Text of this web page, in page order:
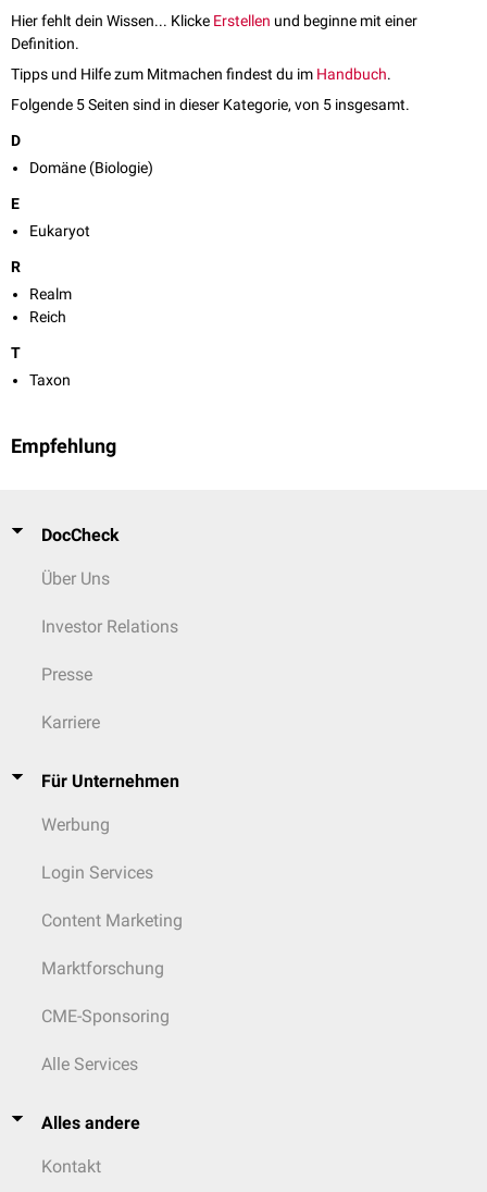
Hier fehlt dein Wissen... Klicke Erstellen und beginne mit einer
Definition.
Tipps und Hilfe zum Mitmachen findest du im Handbuch.
Folgende 5 Seiten sind in dieser Kategorie, von 5 insgesamt.
D
Domäne (Biologie)
E
Eukaryot
R
Realm
Reich
T
Taxon
Empfehlung
DocCheck
Über Uns
Investor Relations
Presse
Karriere
Für Unternehmen
Werbung
Login Services
Content Marketing
Marktforschung
CME-Sponsoring
Alle Services
Alles andere
Kontakt